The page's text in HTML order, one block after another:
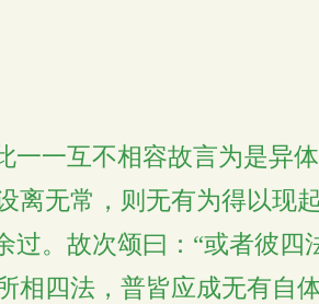
一一互不相容故言为是异
离无常，则无有为得以现
。故次颂曰：“或者彼四
相四法，普皆应成无有自